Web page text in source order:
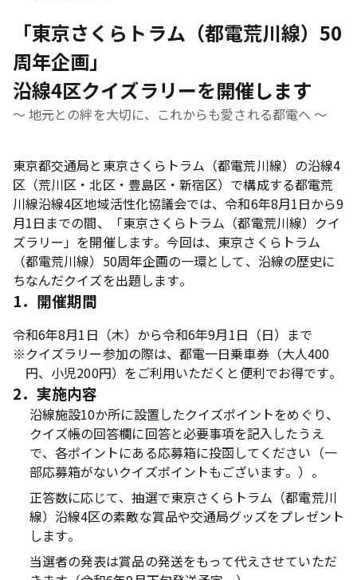
「東京さくらトラム（都電荒川線）50
周年企画」
沿線4区クイズラリーを開催します
～ 地元との絆を大切に、これからも愛される都電へ ～
東京都交通局と東京さくらトラム（都電荒川線）の沿線4
区（荒川区・北区・豊島区・新宿区）で構成する都電荒
川線沿線4区地域活性化協議会では、令和6年8月1日から9
月1日までの間、「東京さくらトラム（都電荒川線）クイ
ズラリー」を開催します。今回は、東京さくらトラム
（都電荒川線）50周年企画の一環として、沿線の歴史に
ちなんだクイズを出題します。
1．開催期間
令和6年8月1日（木）から令和6年9月1日（日）まで
※クイズラリー参加の際は、都電一日乗車券（大人400
円、小児200円）をご利用いただくと便利でお得です。
2．実施内容
沿線施設10か所に設置したクイズポイントをめぐり、
クイズ帳の回答欄に回答と必要事項を記入したうえ
で、各ポイントにある応募箱に投函してください（一
部応募箱がないクイズポイントもございます。）。
正答数に応じて、抽選で東京さくらトラム（都電荒川
線）沿線4区の素敵な賞品や交通局グッズをプレゼント
します。
当選者の発表は賞品の発送をもって代えさせていただ